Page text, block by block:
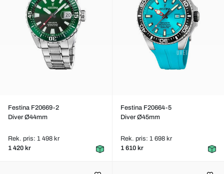
Festina F20669-2
Diver Ø44mm
Rek. pris: 1 498 kr
1 420 kr
Festina F20664-5
Diver Ø45mm
Rek. pris: 1 698 kr
1 610 kr